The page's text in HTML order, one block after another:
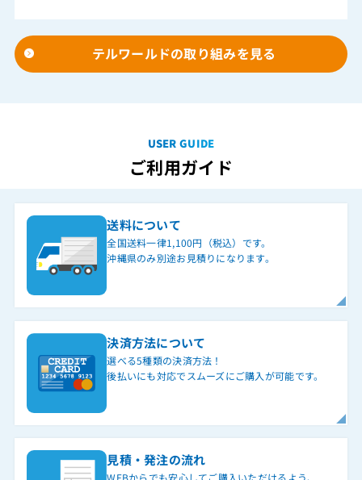
テルワールドの取り組みを見る
USER GUIDE
ご利用ガイド
送料について
全国送料一律1,100円（税込）です。
沖縄県のみ別途お見積りになります。
決済方法について
選べる5種類の決済方法！
後払いにも対応でスムーズにご購入が可能です。
見積・発注の流れ